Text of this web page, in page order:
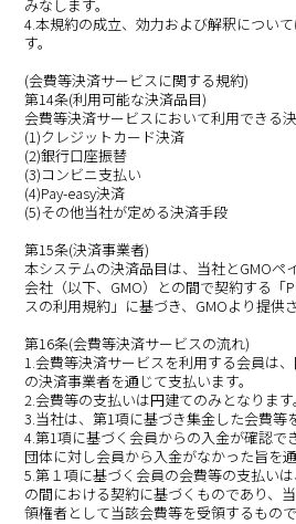
みなします。
4.本規約の成立、効力および解釈につい
す。
(会費等決済サービスに関する規約)
第14条(利用可能な決済品目)
会費等決済サービスにおいて利用できる
(1)クレジットカード決済
(2)銀行口座振替
(3)コンビニ支払い
(4)Pay-easy決済
(5)その他当社が定める決済手段
第15条(決済事業者)
本システムの決済品目は、当社とGMOペ
会社（以下、GMO）との間で契約する「
スの利用規約」に基づき、GMOより提供さ
第16条(会費等決済サービスの流れ)
1.会費等決済サービスを利用する会員は
の決済事業者を通じて支払います。
2.会費等の支払いは円建てのみとなります。
3.当社は、第1項に基づき集金した会費等
4.第1項に基づく会員からの入金が確認で
団体に対し会員から入金がなかった旨を通
5.第１項に基づく会員の会費等の支払い
の間における契約に基づくものであり、
領権者として当該会費等を受領するもので